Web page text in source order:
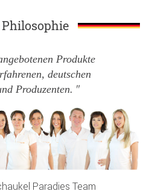
Produkte
deutschen
Produzenten.
Paradies Team